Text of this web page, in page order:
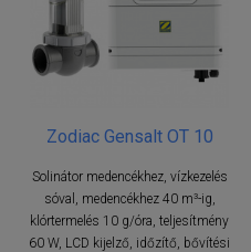
Zodiac Gensalt OT 10
Solinátor medencékhez, vízkezelés
sóval, medencékhez 40 m³-ig,
klórtermelés 10 g/óra, teljesítmény
60 W, LCD kijelző, időzítő, bővítési